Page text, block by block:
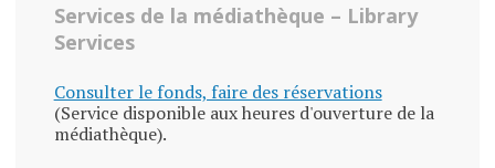
Services de la médiathèque – Library
Services
Consulter le fonds, faire des réservations
(Service disponible aux heures d'ouverture de la
médiathèque).